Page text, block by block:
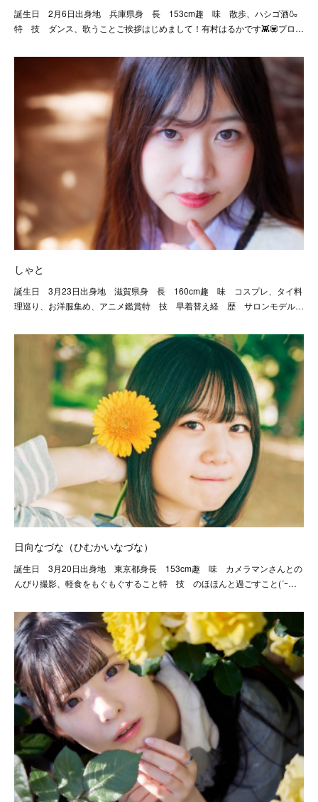
誕生日 2月6日出身地 兵庫県身 長 153cm趣 味 散歩、ハシゴ酒🍶
特 技 ダンス、歌うことご挨拶はじめまして！有村はるかです👾💟プロ…
しゃと
誕生日 3月23日出身地 滋賀県身 長 160cm趣 味 コスプレ、タイ料
理巡り、お洋服集め、アニメ鑑賞特 技 早着替え経 歴 サロンモデル…
日向なづな（ひむかいなづな）
誕生日 3月20日出身地 東京都身長 153cm趣 味 カメラマンさんとの
んびり撮影、軽食をもぐもぐすること特 技 のほほんと過ごすこと(´ｰ…